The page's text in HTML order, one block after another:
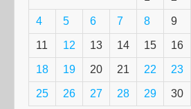
4 5 6 7 8 9
11 12 13 14 15 16
18 19 20 21 22 23
25 26 27 28 29 30